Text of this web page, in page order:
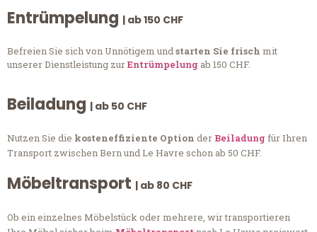
Entrümpelung | ab 150 CHF
Befreien Sie sich von Unnötigem undstarten Sie frisch mit
unserer Dienstleistung zurEntrümpelung ab 150 CHF.
Beiladung | ab 50 CHF
Nutzen Sie die kosteneffiziente Option der Beiladung für Ihren
Transport zwischen Bern und Le Havre schon ab 50 CHF.
Möbeltransport | ab 80 CHF
Ob ein einzelnes Möbelstück oder mehrere, wir transportieren